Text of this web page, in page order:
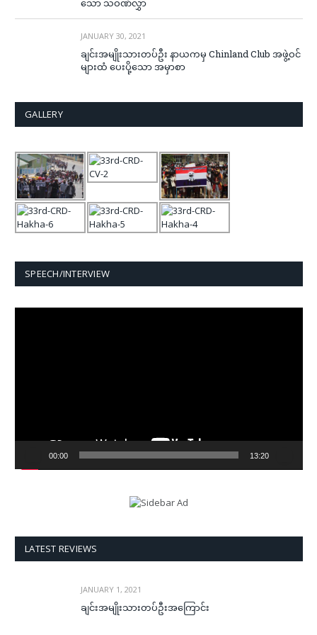
JANUARY 30, 2021
ချင်းအမျိုးသားတပ်ဦး နာယကမှ Chinland Club အဖွဲ့ဝင်
များထံ ပေးပို့သော အမှာစာ
GALLERY
SPEECH/INTERVIEW
00:00 13:20
LATEST REVIEWS
JANUARY 1, 2021
ချင်းအမျိုးသားတပ်ဦးအကြောင်း